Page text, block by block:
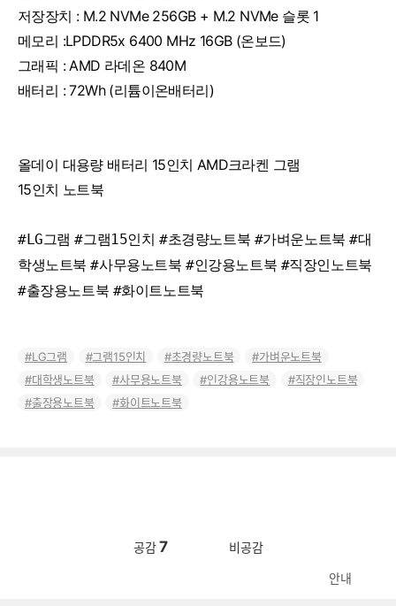
저장장치 : M.2 NVMe 256GB + M.2 NVMe 슬롯 1
메모리 :LPDDR5x 6400 MHz 16GB (온보드)
그래픽 : AMD 라데온 840M
배터리 : 72Wh (리튬이온배터리)
올데이 대용량 배터리 15인치 AMD크라켄 그램
15인치 노트북
#LG그램 #그램15인치 #초경량노트북 #가벼운노트북 #대
학생노트북 #사무용노트북 #인강용노트북 #직장인노트북
#출장용노트북 #화이트노트북
LG그램 그램15인치 초경량노트북
가벼운노트북
대학생노트북
사무용노트북 인강용노트북
직장인노트북
출장용노트북
화이트노트북
공감 7 비공감
안내